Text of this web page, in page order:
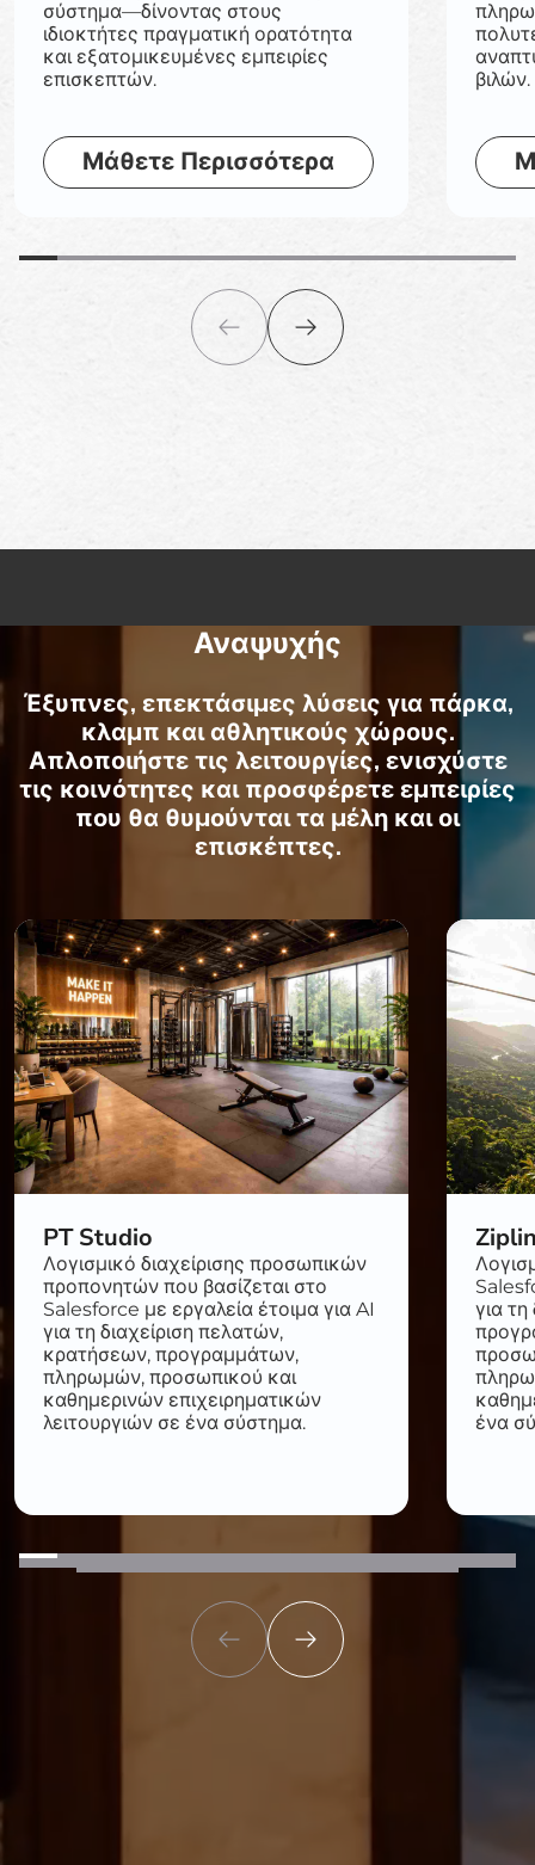
σύστημα—δίνοντας στους
ιδιοκτήτες πραγματική ορατότητα
και εξατομικευμένες εμπειρίες
επισκεπτών.
Μάθετε Περισσότερα
βιλών.
Αναψυχής
Έξυπνες, επεκτάσιμες λύσεις για πάρκα,
κλαμπ και αθλητικούς χώρους.
Απλοποιήστε τις λειτουργίες, ενισχύστε
τις κοινότητες και προσφέρετε εμπειρίες
που θα θυμούνται τα μέλη και οι
επισκέπτες.
PT Studio
Λογισμικό διαχείρισης προσωπικών
προπονητών που βασίζεται στο
Salesforce με εργαλεία έτοιμα για AI
για τη διαχείριση πελατών,
κρατήσεων, προγραμμάτων,
πληρωμών, προσωπικού και
καθημερινών επιχειρηματικών
λειτουργιών σε ένα σύστημα.
για
ένα